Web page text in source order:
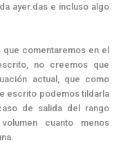
ayer.das e incluso algo
comentaremos en el
no creemos que
actual, que como
escrito podemos tildarla
de salida del rango
cuanto menos